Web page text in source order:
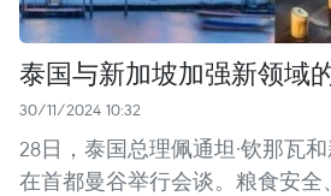
泰国与新加坡加强新领域
30/11/2024 10:32
28日，泰国总理佩通坦·钦那瓦
在首都曼谷举行会谈。粮食安